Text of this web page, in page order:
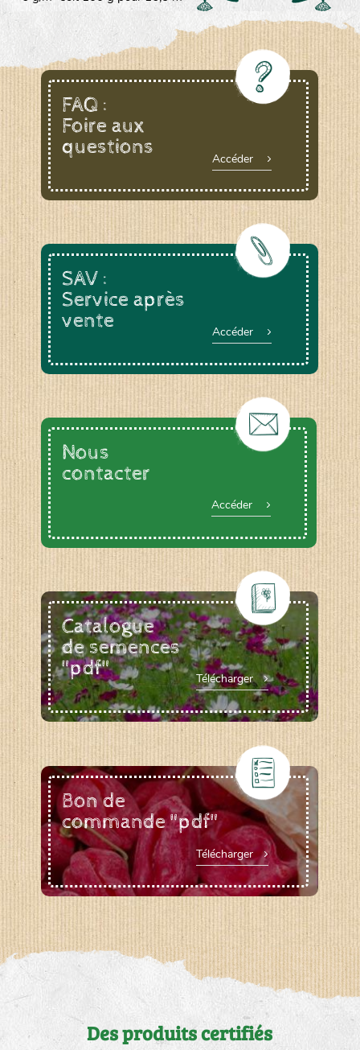
FAQ :
Foire aux
questions
Accéder
SAV :
Service après
vente
Accéder
Nous
contacter
Accéder
Catalogue
de semences
"pdf"
Télécharger
Bon de
commande "pdf"
Télécharger
Des produits certifiés